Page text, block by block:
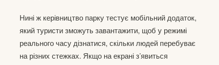
Нині ж керівництво парку тестує мобільний додаток,
який туристи зможуть завантажити, щоб у режимі
реального часу дізнатися, скільки людей перебуває
на різних стежках. Якщо на екрані з’явиться